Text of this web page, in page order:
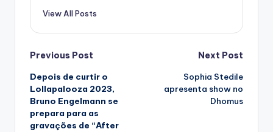
View All Posts
Post
navigation
Previous Post
Depois de curtir o
Lollapalooza 2023,
Bruno Engelmann se
prepara para as
gravações de “After
Next Post
Sophia Stedile
apresenta show no
Dhomus